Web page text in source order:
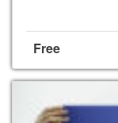
Free